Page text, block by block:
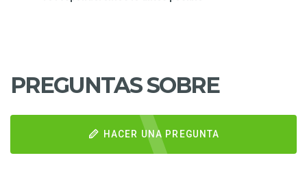
PREGUNTAS SOBRE
HACER UNA PREGUNTA